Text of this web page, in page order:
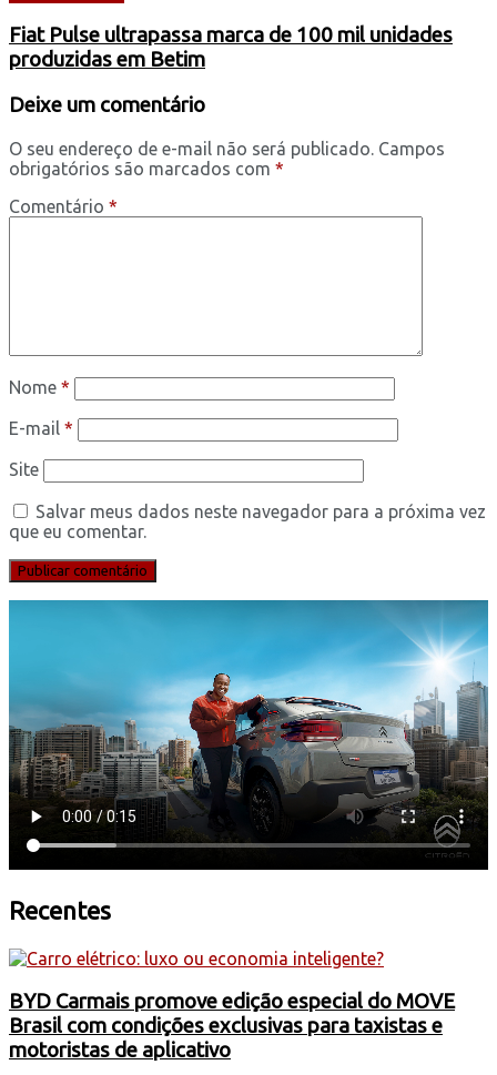
Fiat Pulse ultrapassa marca de 100 mil unidades
produzidas em Betim
Deixe um comentário
O seu endereço de e-mail não será publicado. Campos
obrigatórios são marcados com *
Comentário *
Nome *
E-mail *
Site
Salvar meus dados neste navegador para a próxima vez
que eu comentar.
Recentes
BYD Carmais promove edição especial do MOVE
Brasil com condições exclusivas para taxistas e
motoristas de aplicativo